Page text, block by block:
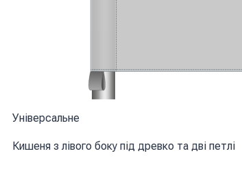
Універсальне
Кишеня з лівого боку під древко та дві петлі